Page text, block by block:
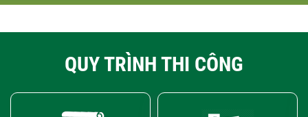
QUY TRÌNH THI CÔNG